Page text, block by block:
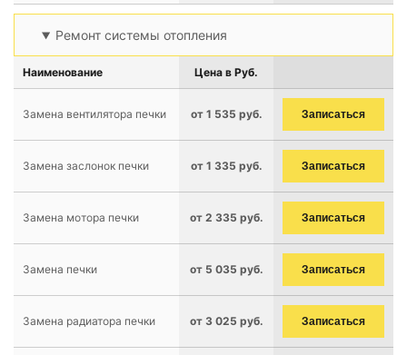
Ремонт системы отопления
Наименование Цена в Руб.
Замена вентилятора печки от 1 535 руб. Записаться
Замена заслонок печки от 1 335 руб. Записаться
Замена мотора печки от 2 335 руб. Записаться
Замена печки от 5 035 руб. Записаться
Замена радиатора печки от 3 025 руб. Записаться